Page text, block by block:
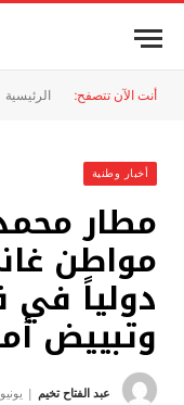
أنت الآن تتصفح: الرئيسية
أخبار وطنية
مطار
مواطن
دولياً في
وتبييض
عبد الفتاح تخيم يونيو 12, 2026